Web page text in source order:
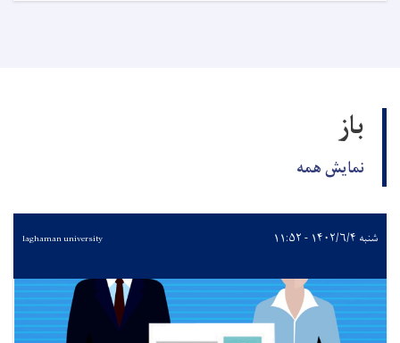
باز
نمایش همه
شنبه ۱۴۰۲/۶/۴ - ۱۱:۵۲ laghaman university